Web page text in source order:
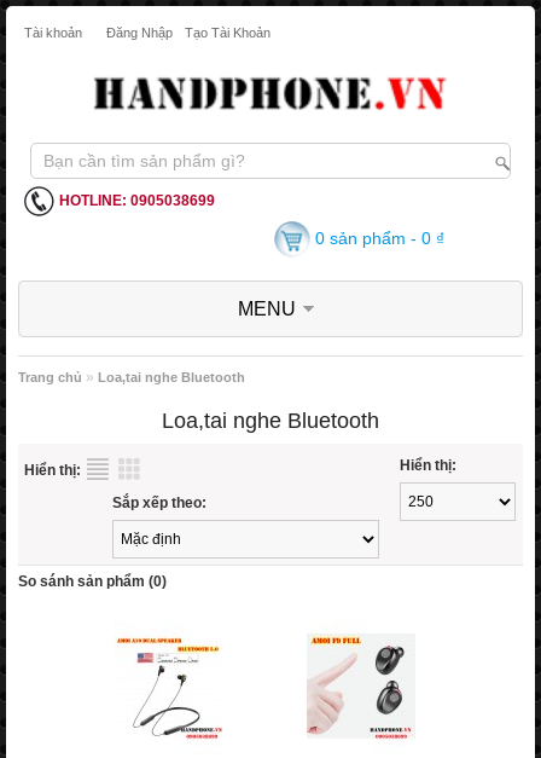
Tài khoản Đăng Nhập Tạo Tài Khoản
HOTLINE: 0905038699
0 sản phẩm - 0 ₫
MENU
Trang chủ » Loa,tai nghe Bluetooth
Loa,tai nghe Bluetooth
Hiển thị: Hiển thị:
Sắp xếp theo:
So sánh sản phẩm (0)